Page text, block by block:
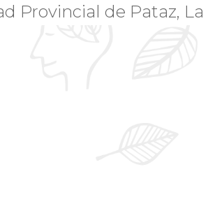
Provincial de Pataz,